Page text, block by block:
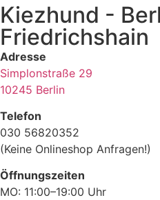
Kiezhund -
Friedrichshain
Adresse
Simplonstraße 29
10245 Berlin
Telefon
030 56820352
(Keine Onlineshop Anfragen!)
Öffnungszeiten
MO: 11:00–19:00 Uhr